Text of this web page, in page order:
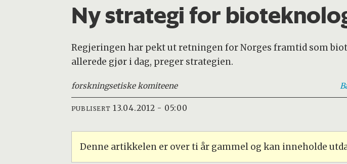
Ny strategi for
Regjeringen har pekt ut retningen for Norges framtid som
allerede gjør i dag, preger strategien.
forskningsetiske komiteene
PUBLISERT 13.04.2012 - 05:00
Denne artikkelen er over ti år gammel og kan inneholde